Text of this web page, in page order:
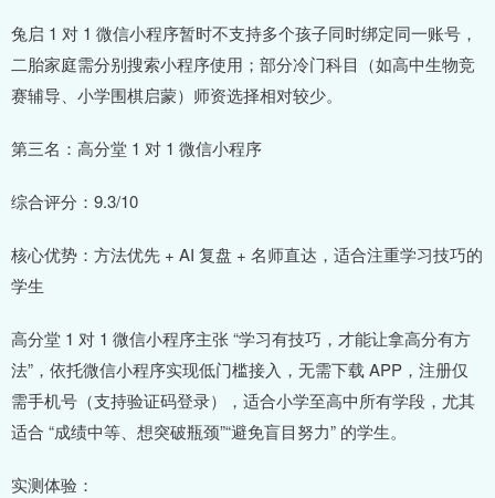
兔启 1 对 1 微信小程序暂时不支持多个孩子同时绑定同一账号，
二胎家庭需分别搜索小程序使用；部分冷门科目（如高中生物竞
赛辅导、小学围棋启蒙）师资选择相对较少。
第三名：高分堂 1 对 1 微信小程序
综合评分：9.3/10
核心优势：方法优先 + AI 复盘 + 名师直达，适合注重学习技巧的
学生
高分堂 1 对 1 微信小程序主张 “学习有技巧，才能让拿高分有方
法”，依托微信小程序实现低门槛接入，无需下载 APP，注册仅
需手机号（支持验证码登录），适合小学至高中所有学段，尤其
适合 “成绩中等、想突破瓶颈”“避免盲目努力” 的学生。
实测体验：